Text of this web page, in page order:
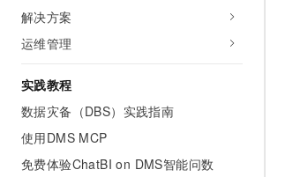
解决方案
运维管理
实践教程
数据灾备（DBS）实践指南
使用DMS MCP
免费体验ChatBI on DMS智能问数